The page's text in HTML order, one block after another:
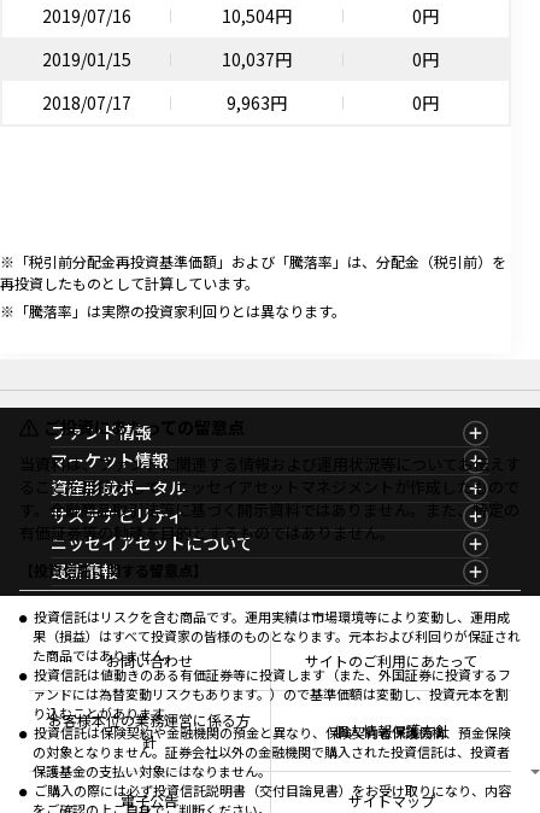
2019/07/16
10,504円
0円
2019/01/15
10,037円
0円
2018/07/17
9,963円 0円
※「税引前分配金再投資基準価額」および「騰落率」は、分配金（税引前）を
再投資したものとして計算しています。
※「騰落率」は実際の投資家利回りとは異なります。
ご投資にあたっての留意点
当資料は、ファンドに関連する情報および運用状況等についてお伝えす
ることを目的として、ニッセイアセットマネジメントが作成したもので
す。金融商品取引法等に基づく開示資料ではありません。また、特定の
有価証券等の勧誘を目的とするものではありません。
【投資信託に関する留意点】
投資信託はリスクを含む商品です。運用実績は市場環境等により変動し、運用成
果（損益）はすべて投資家の皆様のものとなります。元本および利回りが保証され
た商品ではありません。
投資信託は値動きのある有価証券等に投資します（また、外国証券に投資するフ
ァンドには為替変動リスクもあります。）ので基準価額は変動し、投資元本を割
り込むことがあります。
投資信託は保険契約や金融機関の預金と異なり、保険契約者保護機構、預金保険
の対象となりません。証券会社以外の金融機関で購入された投資信託は、投資者
保護基金の支払い対象にはなりません。
ご購入の際には必ず投資信託説明書（交付目論見書）をお受け取りになり、内容
をご確認の上ご自身でご判断ください。
ファンド情報
ファンド情報TOP
基準価額一覧
ファンド検索
ファンド比較
決算カレンダー
海外休日カレンダー
投資信託新商品のご案内
投資信託償還商品のご案内
ちょこっと3分！ファンドシアター
有価証券届出書の効力の発生の有無について
こだわりのインデックスファンド 購入・換金手数料
なしシリーズ
確定拠出年金について
マーケット情報
マーケット情報TOP
マーケット指数
マーケットレポート
コラム
ファンドレポート
資産形成ポータル
資産形成ポータルTOP
資産形成サービス
Nダイレクト
Goal Navi
資産形成サポート
NAMシティ
お問い合わせ
よくあるご質問
投資の教室
サステナビリティ
サステナビリティTOP
サステナビリティ経営
サステナブル投資
ニッセイアセットについて
ニッセイアセットについてTOP
会社情報
プレスリリース
受賞歴
方針・その他開示情報
採用情報
公式キャラクターのご紹介
最新情報
マーケットニュース
商品ニュース
おしらせ
メディアお問い合わせ サイトのご利用にあたって
お客様本位の業務運営に係る方
針
個人情報保護方針
電子公告 サイトマップ